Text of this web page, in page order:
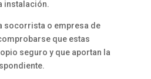
instalación.
socorrista o empresa de
que estas
seguro y que aportan la